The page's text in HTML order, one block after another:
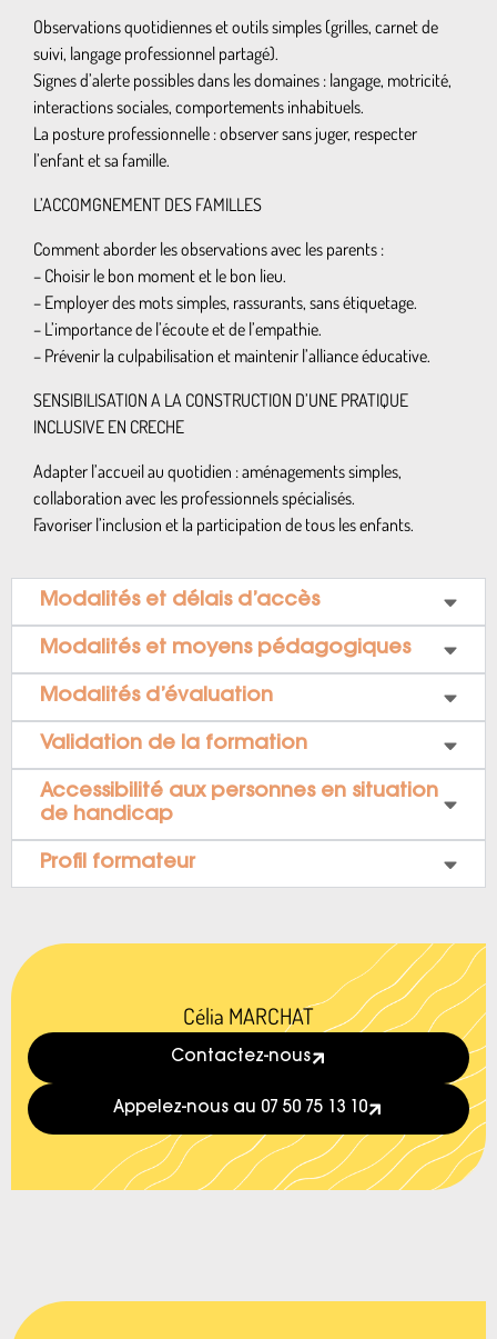
Observations quotidiennes et outils simples (grilles, carnet de
suivi, langage professionnel partagé).
Signes d’alerte possibles dans les domaines : langage, motricité,
interactions sociales, comportements inhabituels.
La posture professionnelle : observer sans juger, respecter
l’enfant et sa famille.
L’ACCOMGNEMENT DES FAMILLES
Comment aborder les observations avec les parents :
– Choisir le bon moment et le bon lieu.
– Employer des mots simples, rassurants, sans étiquetage.
– L’importance de l’écoute et de l’empathie.
– Prévenir la culpabilisation et maintenir l’alliance éducative.
SENSIBILISATION A LA CONSTRUCTION D’UNE PRATIQUE
INCLUSIVE EN CRECHE
Adapter l’accueil au quotidien : aménagements simples,
collaboration avec les professionnels spécialisés.
Favoriser l’inclusion et la participation de tous les enfants.
Modalités et délais d’accès
Modalités et moyens pédagogiques
Modalités d’évaluation
Validation de la formation
Accessibilité aux personnes en situation
de handicap
Profil formateur
Célia MARCHAT
Contactez-nous
Appelez-nous au 07 50 75 13 10